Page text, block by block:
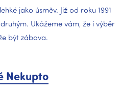
jako úsměv. Již od roku 1991
Ukážeme vám, že i výběr
být zábava.
Nekupto